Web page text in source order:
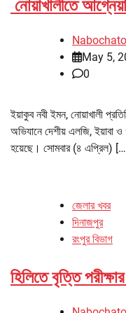
নোয়াখালীতে
May 5,
0
ইয়াকুব নবী ইমন, নোয়াখালী
অভিযানে দেশীয় এলজি, ইয়াবা
হয়েছে। সোমবার (৪ এপ্রিল)
জেলার খবর
দিনাজপুর
রংপুর বিভাগ
হিলিতে বৃত্তি